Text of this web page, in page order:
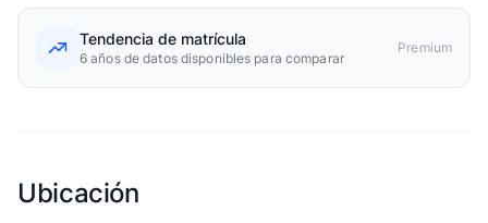
Tendencia de matrícula
6 años de datos disponibles para comparar
Premium
Ubicación